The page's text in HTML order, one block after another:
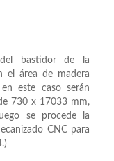
bastidor de la
el área de madera
este caso serán
730 x 17033 mm,
se procede la
CNC para